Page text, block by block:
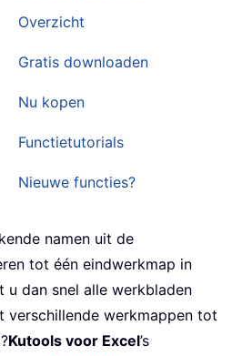
Overzicht
Gratis downloaden
Nu kopen
Functietutorials
Nieuwe functies?
namen uit de
tot één eindwerkmap in
u dan snel alle werkbladen
verschillende werkmappen tot
Kutools voor Excel’s